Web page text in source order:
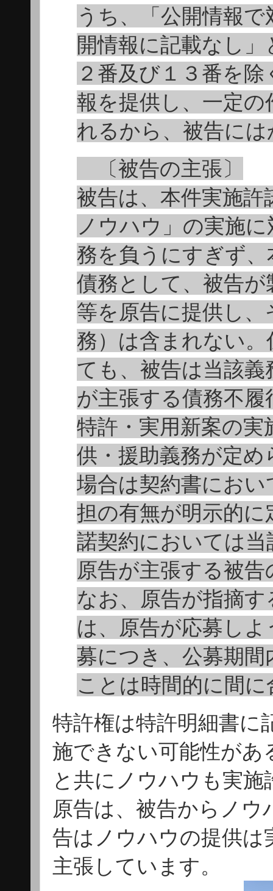
うち、「公開情報
開情報に記載なし
２番及び１３番を
報を提供し、一定
れるから、被告に
〔被告の主張〕
被告は、本件実施許
ノウハウ」の実施
務を負うにすぎず
債務として、被告
等を原告に提供し
務）は含まれない
ても、被告は当該
が主張する債務不
特許・実用新案の実
供・援助義務が定
場合は契約書にお
担の有無が明示的
諾契約においては
原告が主張する被
なお、原告が指摘
は、原告が応募し
募につき、公募期
ことは時間的に間
特許権は特許明細書に
施できない可能性があ
と共にノウハウも実
原告は、被告からノ
告はノウハウの提供は
主張しています。